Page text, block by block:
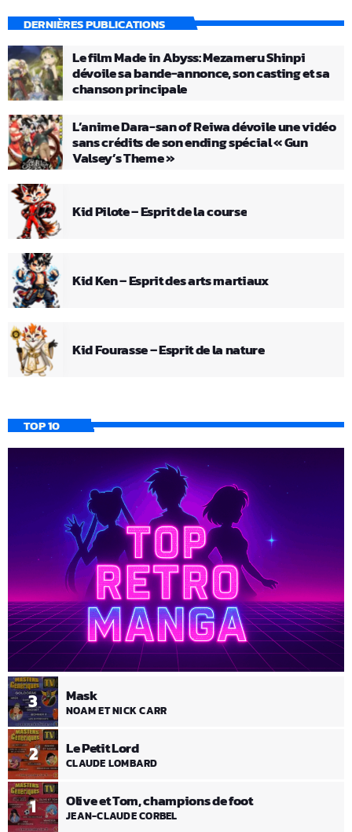
DERNIÈRES PUBLICATIONS
Le film Made in Abyss: Mezameru Shinpi
dévoile sa bande-annonce, son casting et sa
chanson principale
L’anime Dara-san of Reiwa dévoile une vidéo
sans crédits de son ending spécial « Gun
Valsey’s Theme »
Kid Pilote – Esprit de la course
Kid Ken – Esprit des arts martiaux
Kid Fourasse – Esprit de la nature
TOP 10
1 Olive et Tom, champions de foot
JEAN-CLAUDE CORBEL
2 Le Petit Lord
CLAUDE LOMBARD
3 Mask
NOAM ET NICK CARR